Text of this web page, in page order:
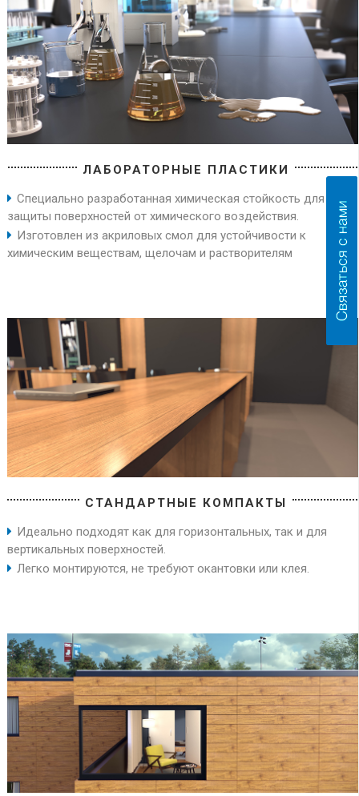
ЛАБОРАТОРНЫЕ ПЛАСТИКИ
Специально разработанная химическая стойкость для
защиты поверхностей от химического воздействия.
Изготовлен из акриловых смол для устойчивости к
химическим веществам, щелочам и растворителям
СТАНДАРТНЫЕ КОМПАКТЫ
Идеально подходят как для горизонтальных, так и для
вертикальных поверхностей.
Легко монтируются, не требуют окантовки или клея.